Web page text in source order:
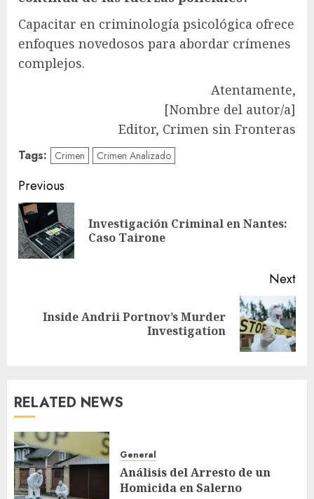
Capacitar en criminología psicológica ofrece
enfoques novedosos para abordar crímenes
complejos.
Atentamente,
[Nombre del autor/a]
Editor, Crimen sin Fronteras
Tags: Crimen Crimen Analizado
Post
navigation
Previous
Investigación Criminal en Nantes:
Caso Tairone
Next
NextInside Andrii Portnov’s Murder
Investigation
RELATED NEWS
General
Análisis del Arresto de un
Homicida en Salerno